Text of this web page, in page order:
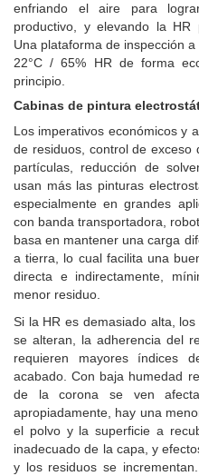
enfriando el aire para
productivo, y elevando la HR
Una plataforma de inspección
22°C / 65% HR de forma
principio.
Cabinas de pintura
Los imperativos económicos y
de residuos, control de exceso
partículas, reducción de
usan más las pinturas
especialmente en grandes
con banda transportadora,
basa en mantener una carga
a tierra, lo cual facilita una
directa e indirectamente,
menor residuo.
Si la HR es demasiado alta,
se alteran, la adherencia del
requieren mayores índices
acabado. Con baja humedad
de la corona se ven
apropiadamente, hay una
el polvo y la superficie a
inadecuado de la capa, y
y los residuos se